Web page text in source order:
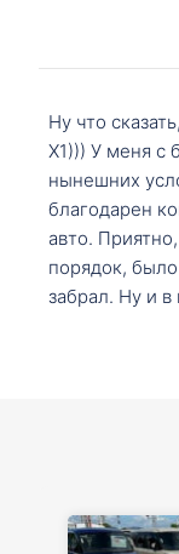
Ну что
X1))) У меня с
нынешних
благодарен
авто.
порядок,
забрал. Ну и